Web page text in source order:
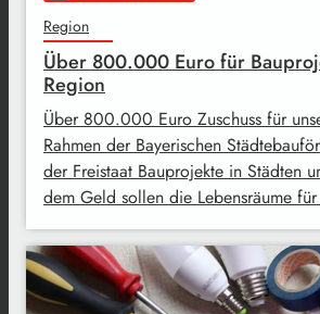
Region
Über 800.000 Euro für
Region
Über 800.000 Euro Zuschuss für
Rahmen der Bayerischen
der Freistaat Bauprojekte in Städten
dem Geld sollen die Lebensräume